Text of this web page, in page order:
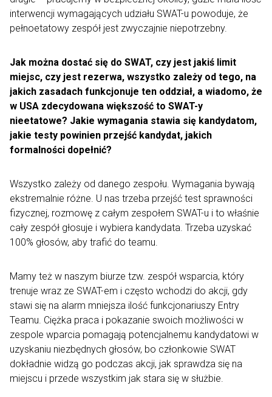
interwencji wymagających udziału SWAT-u powoduje, że
pełnoetatowy zespół jest zwyczajnie niepotrzebny.
Jak można dostać się do SWAT, czy jest jakiś limit
miejsc, czy jest rezerwa, wszystko zależy od tego, na
jakich zasadach funkcjonuje ten oddział, a wiadomo, że
w USA zdecydowana większość to SWAT-y
nieetatowe? Jakie wymagania stawia się kandydatom,
jakie testy powinien przejść kandydat, jakich
formalności dopełnić?
Wszystko zależy od danego zespołu. Wymagania bywają
ekstremalnie różne. U nas trzeba przejść test sprawności
fizycznej, rozmowę z całym zespołem SWAT-u i to właśnie
cały zespół głosuje i wybiera kandydata. Trzeba uzyskać
100% głosów, aby trafić do teamu.
Mamy też w naszym biurze tzw. zespół wsparcia, który
trenuje wraz ze SWAT-em i często wchodzi do akcji, gdy
stawi się na alarm mniejsza ilość funkcjonariuszy Entry
Teamu. Ciężka praca i pokazanie swoich możliwości w
zespole wparcia pomagają potencjalnemu kandydatowi w
uzyskaniu niezbędnych głosów, bo członkowie SWAT
dokładnie widzą go podczas akcji, jak sprawdza się na
miejscu i przede wszystkim jak stara się w służbie.